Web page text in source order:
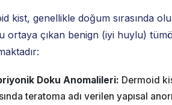
kist, genellikle doğum sırasında
ortaya çıkan benign (iyi huylu)
Doku Anomalileri: Dermoid
teratoma adı verilen yapısal